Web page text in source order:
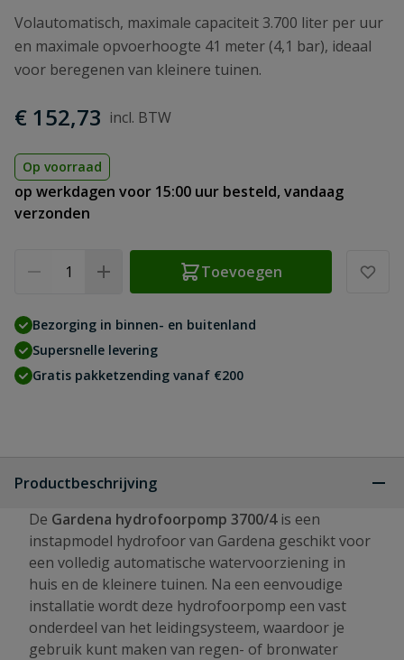
Volautomatisch, maximale capaciteit 3.700 liter per uur
en maximale opvoerhoogte 41 meter (4,1 bar), ideaal
voor beregenen van kleinere tuinen.
€ 152,73
Op voorraad
op werkdagen voor 15:00 uur besteld, vandaag
verzonden
Toevoegen
Bezorging in binnen- en buitenland
Supersnelle levering
Gratis pakketzending vanaf €200
Productbeschrijving
De Gardena hydrofoorpomp 3700/4is een
instapmodel hydrofoor van Gardena geschikt voor
een volledig automatische watervoorziening in
huis en de kleinere tuinen. Na een eenvoudige
installatie wordt deze hydrofoorpomp een vast
onderdeel van het leidingsysteem, waardoor je
gebruik kunt maken van regen- of bronwater